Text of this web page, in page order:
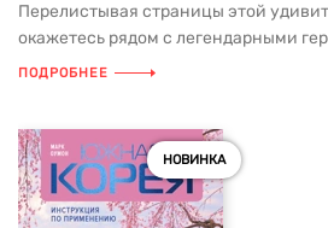
Перелистывая страницы этой
окажетесь рядом с легендарными
ПОДРОБНЕЕ
НОВИНКА